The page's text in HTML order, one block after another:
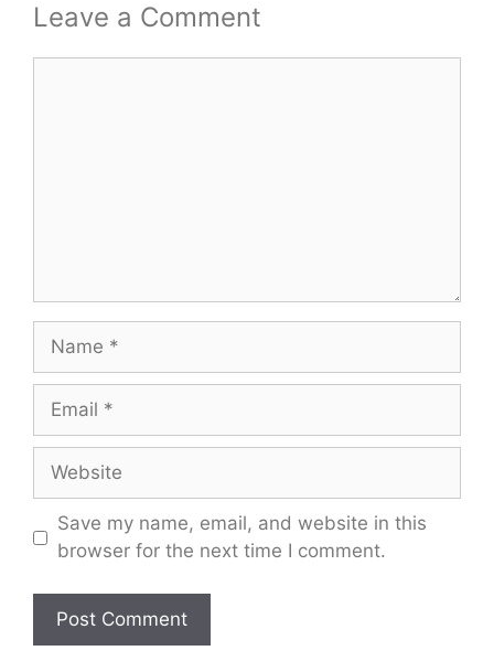
Leave a Comment
Name
Email
Website
Save my name, email, and website in this
browser for the next time I comment.